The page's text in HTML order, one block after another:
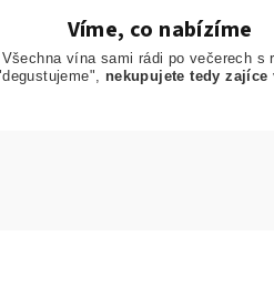
Víme, co nabízíme
Všechna vína sami rádi po večerech s
nekupujete tedy